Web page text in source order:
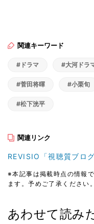
関連キーワード
#ドラマ #大河ドラ
#菅田将暉 #小栗旬
#松下洸平
関連リンク
REVISIO「視聴質ブロ
※本記事は掲載時点の情報
ます。予めご了承ください。
あわせて読み